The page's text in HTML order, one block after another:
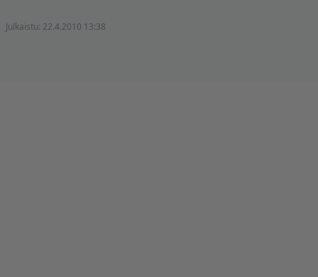
Julkaistu: 22.4.2010 13:38